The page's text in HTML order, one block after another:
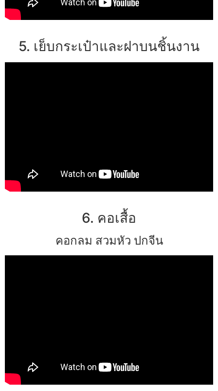
5. เย็บกระเป๋าและฝาบนชิ้นงาน
6. คอเสื้อ
คอกลม สวมหัว ปกจีน